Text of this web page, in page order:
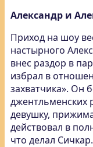
Александр и
Приход на шоу
настырного
внес раздор в
избрал в
захватчика». Он
джентльменских
девушку,
действовал в
что делал Сичкар.